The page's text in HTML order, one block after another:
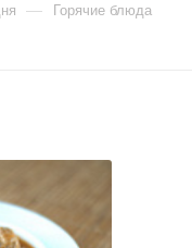
— Горячие блюда